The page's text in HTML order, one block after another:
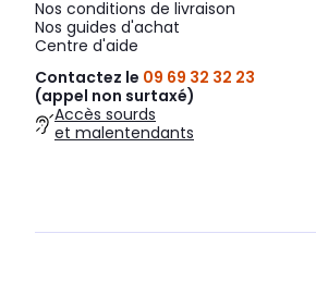
Nos conditions de livraison
Nos guides d'achat
Centre d'aide
Contactez le 09 69 32 32 23
(appel non surtaxé)
Accès sourds
et malentendants